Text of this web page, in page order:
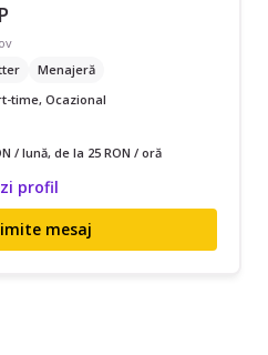
Menajeră
time, Ocazional
/ lună, de la 25 RON / oră
profil
mesaj